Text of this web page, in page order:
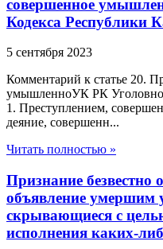
совершенное
Кодекса Республики
5 сентября 2023
Комментарий к статье 20.
умышленноУК РК
1. Преступлением,
деяние, совершенн...
Читать полностью »
Признание безвестно
объявление
скрывающиеся с
исполнения каких-